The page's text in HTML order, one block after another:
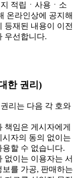
적립ㆍ사용ㆍ소
온라인상에 공지해
등재된 내용이 이전
우선합니다.
한 권리)
리는 다음 각 호와
임은 게시자에게
자의 동의 없이는
할 수 없습니다.
이는 이용자는 서
를 가공, 판매하는